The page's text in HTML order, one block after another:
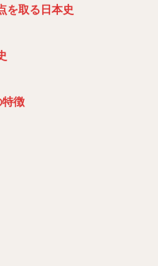
を取る日本史
特徴